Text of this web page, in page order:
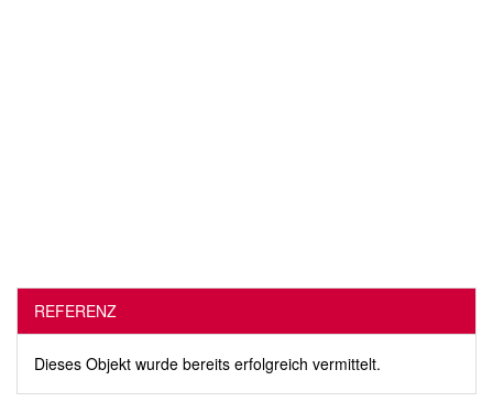
REFERENZ
Dieses Objekt wurde bereits erfolgreich vermittelt.